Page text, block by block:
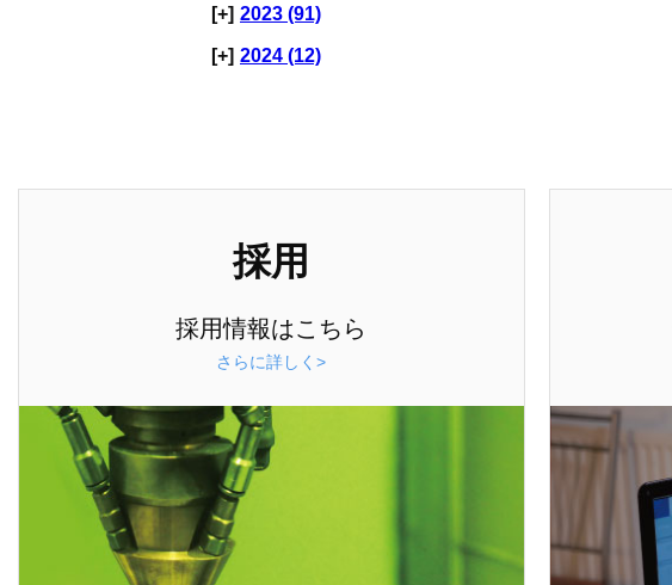
[+] 2023 (91)
[+] 2024 (12)
採用
採用情報はこちら
さらに詳しく>